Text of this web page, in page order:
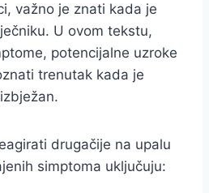
važno je znati kada je
U ovom tekstu,
potencijalne uzroke
trenutak kada je
drugačije na upalu
simptoma uključuju: